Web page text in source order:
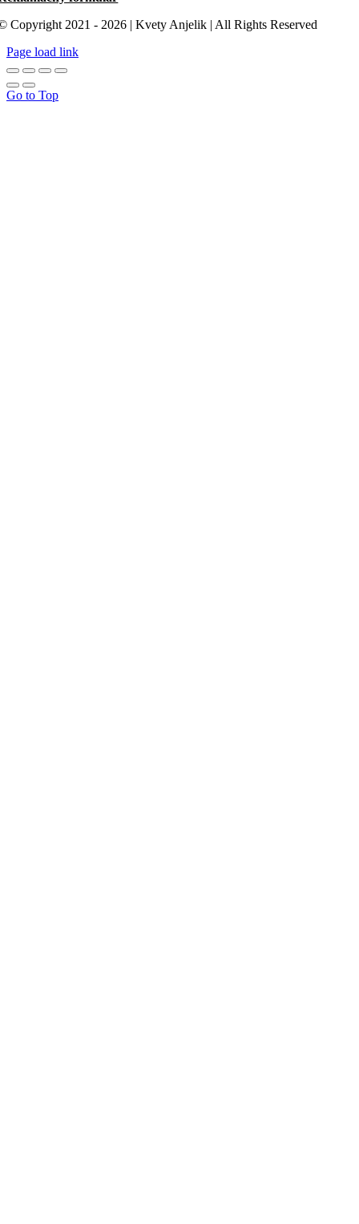
Copyright 2021 - 2026 | Kvety Anjelik | All Rights Reserved
Page load link
Go to Top